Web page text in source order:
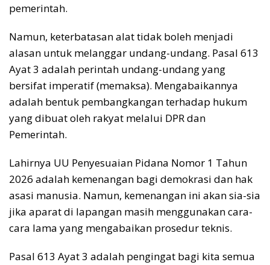
pemerintah.
Namun, keterbatasan alat tidak boleh menjadi
alasan untuk melanggar undang-undang. Pasal 613
Ayat 3 adalah perintah undang-undang yang
bersifat imperatif (memaksa). Mengabaikannya
adalah bentuk pembangkangan terhadap hukum
yang dibuat oleh rakyat melalui DPR dan
Pemerintah.
Lahirnya UU Penyesuaian Pidana Nomor 1 Tahun
2026 adalah kemenangan bagi demokrasi dan hak
asasi manusia. Namun, kemenangan ini akan sia-sia
jika aparat di lapangan masih menggunakan cara-
cara lama yang mengabaikan prosedur teknis.
Pasal 613 Ayat 3 adalah pengingat bagi kita semua